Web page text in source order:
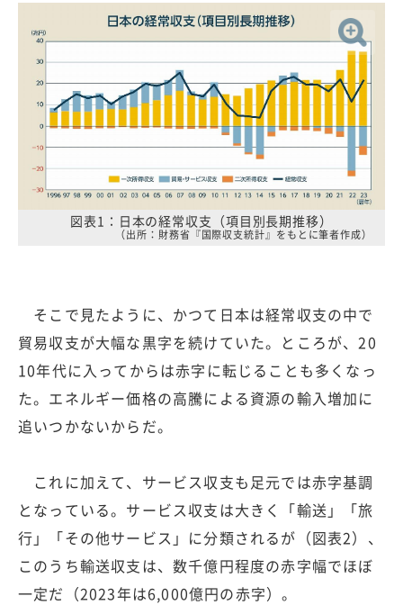
図表1：日本の経常収支（項目別長期推移）
（出所：財務省『国際収支統計』をもとに筆者作成）
そこで見たように、かつて日本は経常収支の中で
貿易収支が大幅な黒字を続けていた。ところが、20
10年代に入ってからは赤字に転じることも多くなっ
た。エネルギー価格の高騰による資源の輸入増加に
追いつかないからだ。
これに加えて、サービス収支も足元では赤字基調
となっている。サービス収支は大きく「輸送」「旅
行」「その他サービス」に分類されるが（図表2）、
このうち輸送収支は、数千億円程度の赤字幅でほぼ
一定だ（2023年は6,000億円の赤字）。